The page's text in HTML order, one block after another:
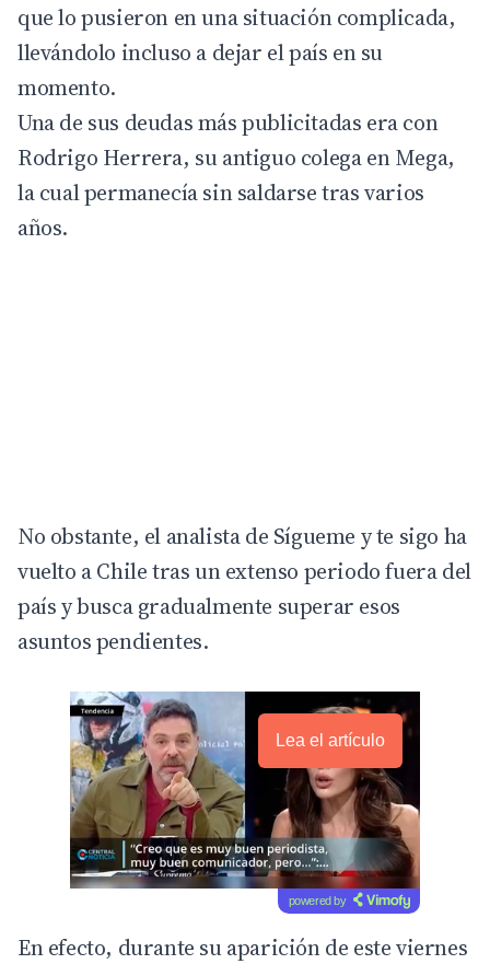
que lo pusieron en una situación complicada,
llevándolo incluso a dejar el país en su
momento.
Una de sus deudas más publicitadas era con
Rodrigo Herrera, su antiguo colega en Mega,
la cual permanecía sin saldarse tras varios
años.
No obstante, el analista de Sígueme y te sigo ha
vuelto a Chile tras un extenso periodo fuera del
país y busca gradualmente superar esos
asuntos pendientes.
Lea el artículo
powered by
En efecto, durante su aparición de este viernes